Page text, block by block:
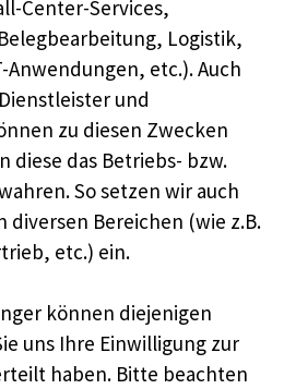
Center-Services,
Logistik,
Anwendungen, etc.). Auch
und
zu diesen Zwecken
diese das Betriebs- bzw.
So setzen wir auch
diversen Bereichen (wie z.B.
etc.) ein.
können diejenigen
uns Ihre Einwilligung zur
haben. Bitte beachten